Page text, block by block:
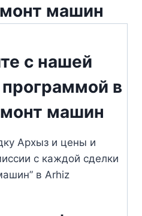
машин
с нашей
в
машин
Архыз и цены и
с каждой сделки
в Arhiz